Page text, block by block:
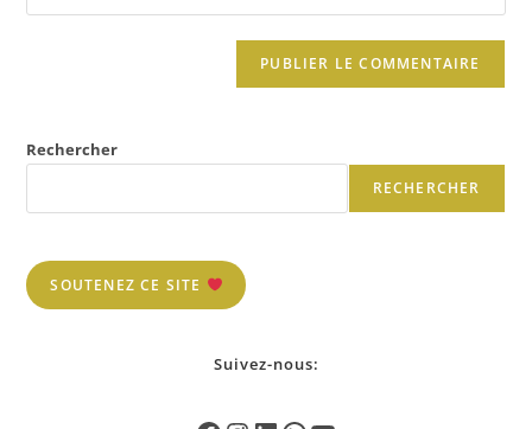
Rechercher
RECHERCHER
SOUTENEZ CE SITE
Suivez-nous: